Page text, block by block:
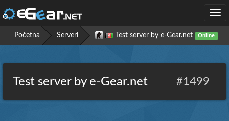
Početna
Serveri Test server by e-Gear.net Online
Test server by e-Gear.net #1499